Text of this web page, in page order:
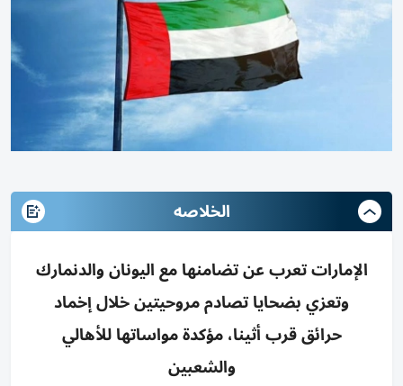
الخلاصه
الإمارات تعرب عن تضامنها مع اليونان والدنمارك
وتعزي بضحايا تصادم مروحيتين خلال إخماد
حرائق قرب أثينا، مؤكدة مواساتها للأهالي
والشعبين